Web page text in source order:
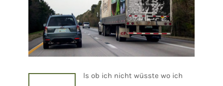
ls ob ich nicht wüsste wo ich